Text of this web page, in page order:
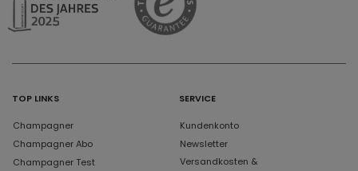
TOP LINKS
Champagner
Champagner Abo
Champagner Test
SERVICE
Kundenkonto
Newsletter
Versandkosten &